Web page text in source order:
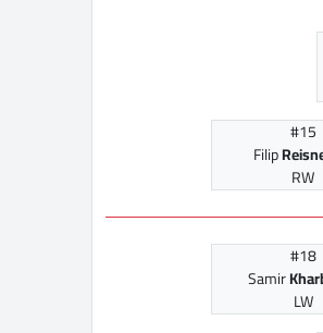
#15
Filip
RW
#18
Samir
LW